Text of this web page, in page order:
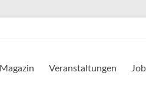
Magazin Veranstaltungen